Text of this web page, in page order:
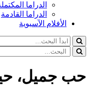
الدراما
الدراما القادمة
الأفلام الآسيوية
حب جميل،